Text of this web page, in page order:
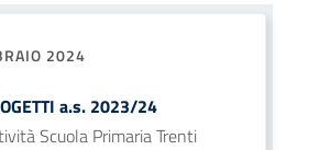
2024
a.s. 2023/24
Scuola Primaria Trenti